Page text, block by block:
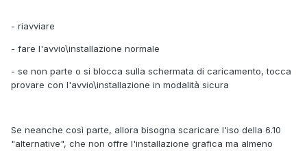
- riavviare
- fare l'avvio\installazione normale
- se non parte o si blocca sulla schermata di caricamento, tocca
provare con l'avvio\installazione in modalità sicura
Se neanche così parte, allora bisogna scaricare l'iso della 6.10
"alternative", che non offre l'installazione grafica ma almeno